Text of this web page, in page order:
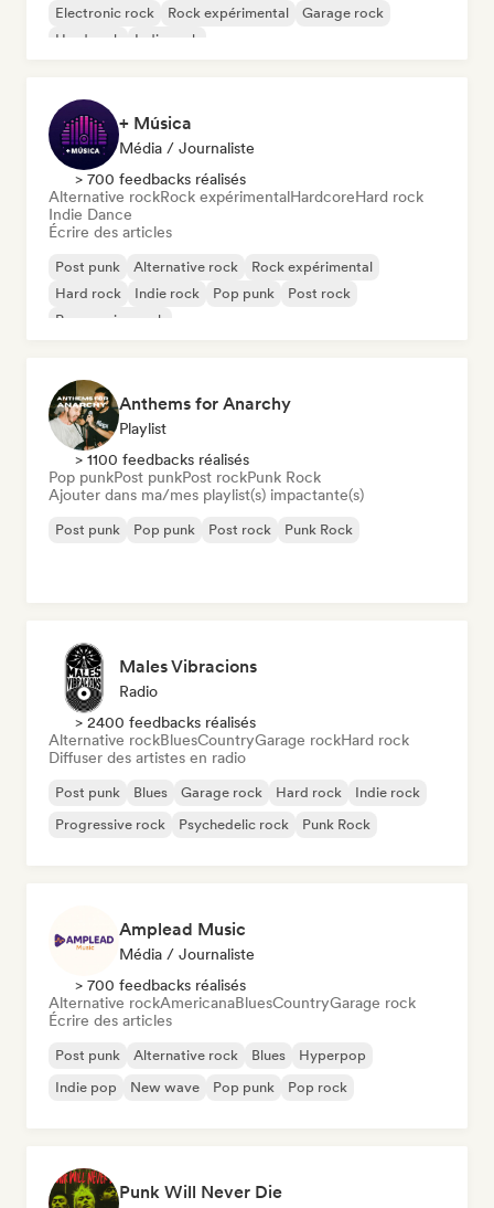
Electronic rock Rock expérimental
Garage rock
Hard rock
Indie rock
+ Música
Média / Journaliste
> 700 feedbacks réalisés
Alternative rockRock expérimentalHardcoreHard rock
Indie Dance
Écrire des articles
Post punk Alternative rock
Rock expérimental
Hard rock
Indie rock Pop punk
Post rock
Progressive rock
Anthems for Anarchy
Playlist
> 1100 feedbacks réalisés
Pop punkPost punkPost rockPunk Rock
Ajouter dans ma/mes playlist(s) impactante(s)
Post punk Pop punk Post rock Punk Rock
Males Vibracions
Radio
> 2400 feedbacks réalisés
Alternative rockBluesCountryGarage rockHard rock
Diffuser des artistes en radio
Post punk Blues Garage rock Hard rock
Indie rock
Progressive rock
Psychedelic rock Punk Rock
Amplead Music
Média / Journaliste
> 700 feedbacks réalisés
Alternative rockAmericanaBluesCountryGarage rock
Écrire des articles
Post punk Alternative rock Blues
Hyperpop
Indie pop
New wave Pop punk Pop rock
Punk Will Never Die